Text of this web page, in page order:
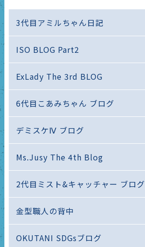
3代目アミルちゃん日記
ISO BLOG Part2
ExLady The 3rd BLOG
6代目こあみちゃん ブログ
デミスケⅣ ブログ
Ms.Jusy The 4th Blog
2代目ミスト&キャッチャー ブログ
金型職人の背中
OKUTANI SDGsブログ